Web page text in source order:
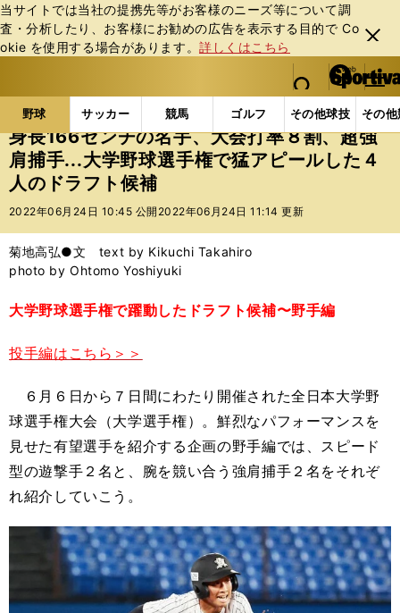
当サイトでは当社の提携先等がお客様のニーズ等について調
査・分析したり、お客様にお勧めの広告を表⽰する⽬的で Co
okie を使⽤する場合があります。詳しくはこちら
閉じ
る
web Sportiva (webスポルティーバ)
検索
マイペ
ー
ジ
メニュ
野球 サッカー 競馬 ゴルフ その他球技 その
b
ス
ポ
ル
テ
ー
バ
野球の記事一覧 高校野球他 身長166センチの名手
身長166センチの名手、大会打率８割、超強
肩捕手...大学野球選手権で猛アピールした４
人のドラフト候補
2022年06月24日 10:45 公開 2022年06月24日 11:14 更新
菊地高弘●文 text by Kikuchi Takahiro
photo by Ohtomo Yoshiyuki
大学野球選手権で躍動したドラフト候補〜野手編
投手編はこちら＞＞
６月６日から７日間にわたり開催された全日本大学野
球選手権大会（大学選手権）。鮮烈なパフォーマンスを
見せた有望選手を紹介する企画の野手編では、スピード
型の遊撃手２名と、腕を競い合う強肩捕手２名をそれぞ
れ紹介していこう。